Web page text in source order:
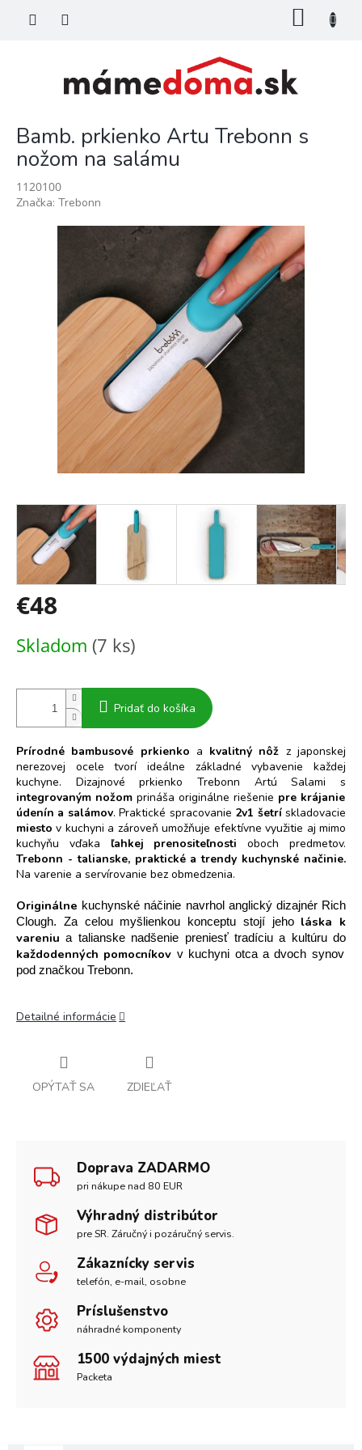
Bamb. prkienko Artu Trebonn s
nožom na salámu
1120100
Značka: Trebonn
€48
cena:
Skladom (7 ks)
Pridať do košíka
Prírodné bambusové prkienko a kvalitný nôž z japonskej
nerezovej ocele tvorí ideálne základné vybavenie každej
kuchyne. Dizajnové prkienko Trebonn Artú Salami s
integrovaným nožom prináša originálne riešenie pre krájanie
údenín a salámov. Praktické spracovanie 2v1 šetrískladovacie
miesto v kuchyni a zároveň umožňuje efektívne využitie aj mimo
kuchyňu vďaka ľahkej prenositeľnosti oboch predmetov.
Trebonn - talianske, praktické a trendy kuchynské načinie.
Na varenie a servírovanie bez obmedzenia.
Originálne kuchynské náčinie navrhol anglický dizajnér Rich
Clough. Za celou myšlienkou konceptu stojí jeholáska k
vareniu a talianske nadšenie preniesť tradíciu a kultúru do
každodenných pomocníkov v kuchyni otca a dvoch synov
pod značkou Trebonn.
Detailné informácie
OPÝTAŤ SA ZDIEĽAŤ
Doprava ZADARMO
pri nákupe nad 80 EUR
Výhradný distribútor
pre SR. Záručný i pozáručný servis.
Zákaznícky servis
telefón, e-mail, osobne
Príslušenstvo
náhradné komponenty
1500 výdajných miest
Packeta